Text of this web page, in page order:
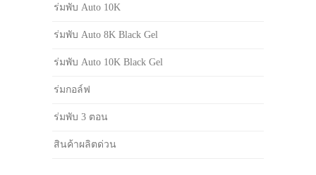
ร่มพับ Auto 10K
ร่มพับ Auto 8K Black Gel
ร่มพับ Auto 10K Black Gel
ร่มกอล์ฟ
ร่มพับ 3 ตอน
สินค้าผลิตด่วน